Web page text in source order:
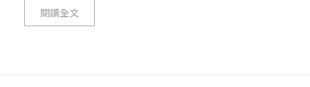
閱讀全文